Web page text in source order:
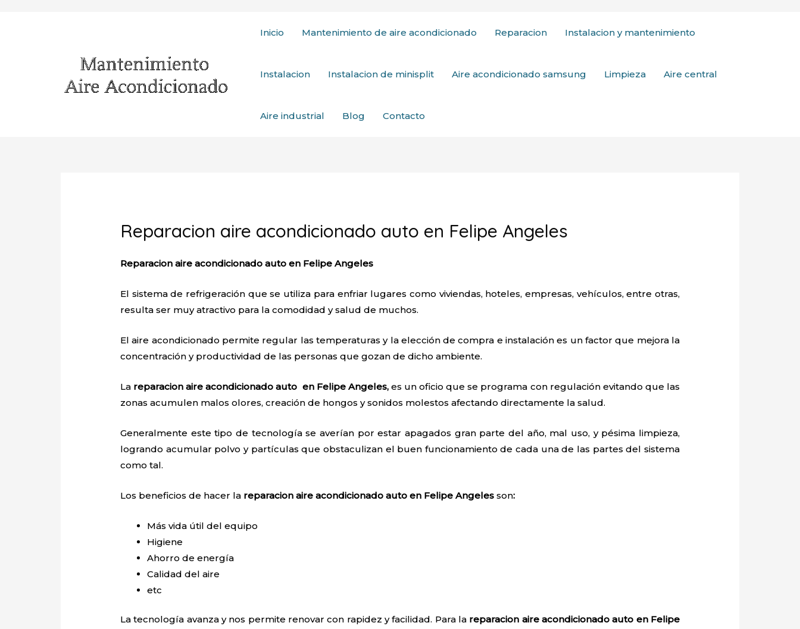
Inicio Mantenimiento de aire acondicionado Reparacion Instalacion y mantenimiento
Instalacion Instalacion de minisplit Aire acondicionado samsung Limpieza Aire central
Aire industrial Blog Contacto
Reparacion aire acondicionado auto en Felipe Angeles
Reparacion aire acondicionado auto en Felipe Angeles
El sistema de refrigeración que se utiliza para enfriar lugares como viviendas, hoteles, empresas, vehículos, entre otras,
resulta ser muy atractivo para la comodidad y salud de muchos.
El aire acondicionado permite regular las temperaturas y la elección de compra e instalación es un factor que mejora la
concentración y productividad de las personas que gozan de dicho ambiente.
La reparacion aire acondicionado auto en Felipe Angeles,es un oficio que se programa con regulación evitando que las
zonas acumulen malos olores, creación de hongos y sonidos molestos afectando directamente la salud.
Generalmente este tipo de tecnología se averían por estar apagados gran parte del año, mal uso, y pésima limpieza,
logrando acumular polvo y partículas que obstaculizan el buen funcionamiento de cada una de las partes del sistema
como tal.
Los beneficios de hacer la reparacion aire acondicionado auto en Felipe Angelesson:
Más vida útil del equipo
Higiene
Ahorro de energía
Calidad del aire
etc
La tecnología avanza y nos permite renovar con rapidez y facilidad. Para la reparacion aire acondicionado auto en Felipe